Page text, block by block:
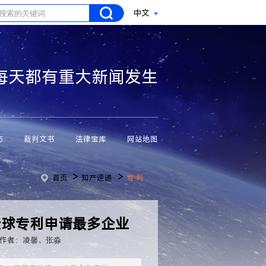
中文
天都有重大新闻发生
裁判文书 法律宝库 网站地图
首页 >知产速递 >专 利
专利申请最多企业
作者：凌馨、张淼